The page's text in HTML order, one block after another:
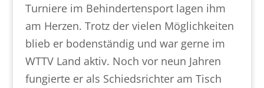
Turniere im Behindertensport lagen ihm
am Herzen. Trotz der vielen Möglichkeiten
blieb er bodenständig und war gerne im
WTTV Land aktiv. Noch vor neun Jahren
fungierte er als Schiedsrichter am Tisch